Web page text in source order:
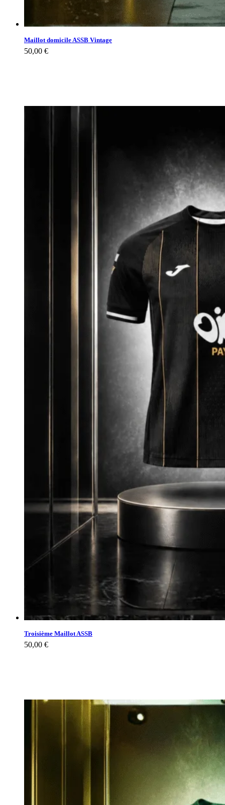
Maillot domicile ASSB Vintage
50,00 €
Troisième Maillot ASSB
50,00 €